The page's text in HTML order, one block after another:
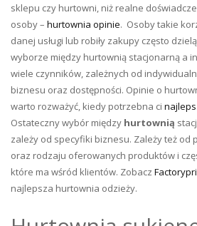
sklepu czy hurtowni, niż realne
osoby – hurtownia opinie. Osoby takie
danej usługi lub robiły zakupy często
wyborze między hurtownią stacjonarną a
wiele czynników, zależnych od
biznesu oraz dostępności. Opinie o
warto rozważyć, kiedy potrzebna ci
Ostateczny wybór między hurtownią
zależy od specyfiki biznesu. Zależy też od
oraz rodzaju oferowanych produktów i
które ma wśród klientów. Zobacz
najlepsza hurtownia odzieży.